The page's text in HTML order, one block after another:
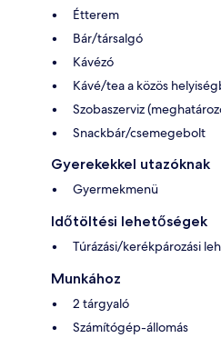
Étterem
Bár/társalgó
Kávézó
Kávé/tea a közös
Szobaszerviz
Snackbár/csemegebolt
Gyerekekkel utazóknak
Gyermekmenü
Időtöltési lehetőségek
Túrázási/kerékpározási
Munkához
2 tárgyaló
Számítógép-állomás